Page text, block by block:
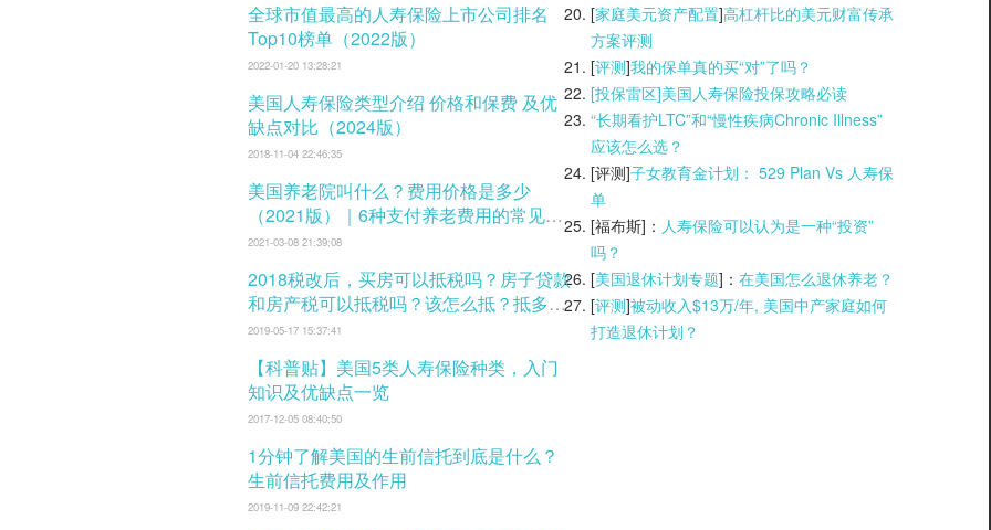
[家庭美元资产配置]高杠杆比的美元财富传承
方案评测
[评测]我的保单真的买“对”了吗？
[投保雷区]美国人寿保险投保攻略必读
“长期看护LTC”和“慢性疾病Chronic Illness”
应该怎么选？
[评测]子女教育金计划： 529 Plan Vs 人寿保
单
[福布斯]： 人寿保险可以认为是一种“投资”
吗？
[美国退休计划专题]： 在美国怎么退休养老？
[评测]被动收入$13万/年, 美国中产家庭如何
打造退休计划？
全球市值最高的人寿保险上市公司排名
Top10榜单（2022版）
2022-01-20 13:28:21
美国人寿保险类型介绍 价格和保费 及优
缺点对比（2024版）
2018-11-04 22:46:35
美国养老院叫什么？费用价格是多少
（2021版）｜6种支付养老费用的常见方
式
2021-03-08 21:39:08
2018税改后，买房可以抵税吗？房子贷款
和房产税可以抵税吗？该怎么抵？抵多少
税？
2019-05-17 15:37:41
【科普贴】美国5类人寿保险种类，入门
知识及优缺点一览
2017-12-05 08:40:50
1分钟了解美国的生前信托到底是什么？
生前信托费用及作用
2019-11-09 22:42:21